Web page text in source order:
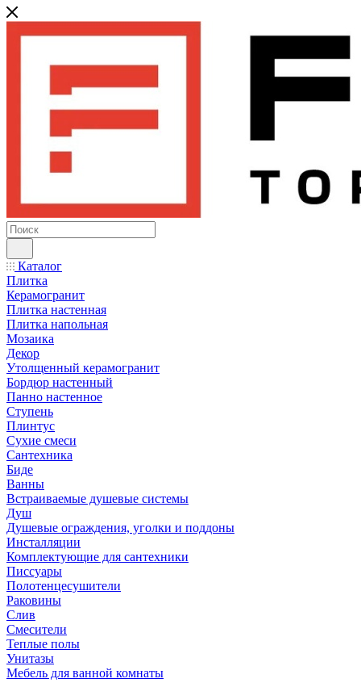
Каталог
Плитка
Керамогранит
Плитка настенная
Плитка напольная
Мозаика
Декор
Утолщенный керамогранит
Бордюр настенный
Панно настенное
Ступень
Плинтус
Сухие смеси
Сантехника
Биде
Ванны
Встраиваемые душевые системы
Душ
Душевые ограждения, уголки и поддоны
Инсталляции
Комплектующие для сантехники
Писсуары
Полотенцесушители
Раковины
Слив
Смесители
Теплые полы
Унитазы
Мебель для ванной комнаты